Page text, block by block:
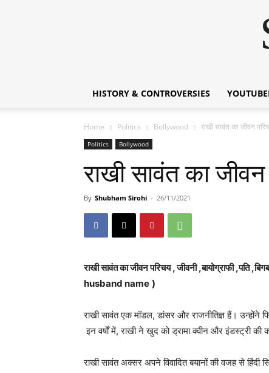
HISTORY & CONTROVERSIES
Home Politics Bollywood राखी सावंत का जीवन
Politics Bollywood
राखी सावंत का
By Shubham Sirohi - 26/11/2021
राखी सावंत का जीवन परिचय , जीवनी ,बायोग्राफी
husband name )
राखी सावंत एक मॉडल, डांसर और राजनीतिज्ञ हैं। उन्होंने
इन वर्षों में, राखी ने खुद को ड्रामा क्वीन और इंडस्ट्री की
राखी सावंत अक्सर अपने विवादित बयानों की वजह से हिंदी